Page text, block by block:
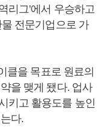
리그’에서 우승하고
물 전문기업으로 가
클을 목표로 원료의
을 맺게 됐다. 업사
키고 활용도를 높인
다.